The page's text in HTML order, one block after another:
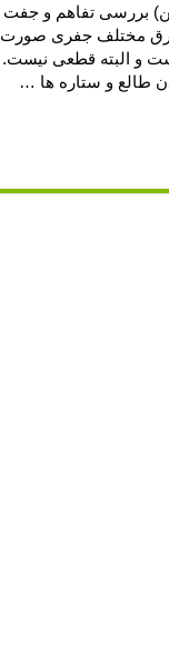
بررسی تفاهم و جفت
مختلف جفری صورت
و البته قطعی نیست.
طالع و ستاره ها …